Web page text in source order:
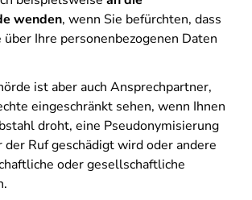
wenden, wenn Sie befürchten, dass
Ihre personenbezogenen Daten
ist aber auch Ansprechpartner,
eingeschränkt sehen, wenn Ihnen
droht, eine Pseudonymisierung
der Ruf geschädigt wird oder andere
oder gesellschaftliche